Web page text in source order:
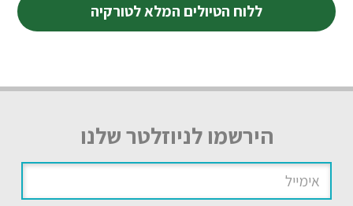
ללוח הטיולים המלא לטורקיה
הירשמו לניוזלטר שלנו